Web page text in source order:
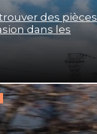
des pièces
dans les